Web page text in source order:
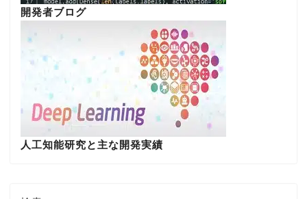
開発者ブログ
人工知能研究と主な開発実績